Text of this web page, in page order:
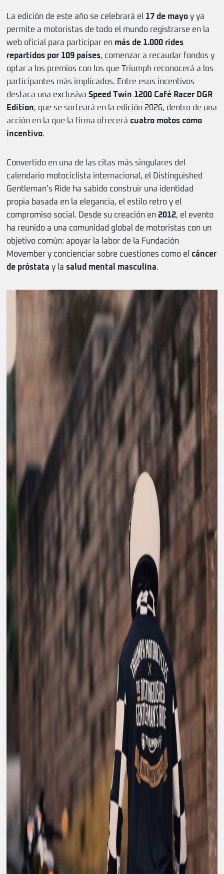
La edición de este año se celebrará el 17 de mayo y ya
permite a motoristas de todo el mundo registrarse en la
web oficial para participar en más de 1.000 rides
repartidos por 109 países, comenzar a recaudar fondos y
optar a los premios con los que Triumph reconocerá a los
participantes más implicados. Entre esos incentivos
destaca una exclusiva Speed Twin 1200 Café Racer DGR
Edition, que se sorteará en la edición 2026, dentro de una
acción en la que la firma ofrecerá cuatro motos como
incentivo.
Convertido en una de las citas más singulares del
calendario motociclista internacional, el Distinguished
Gentleman’s Ride ha sabido construir una identidad
propia basada en la elegancia, el estilo retro y el
compromiso social. Desde su creación en 2012, el evento
ha reunido a una comunidad global de motoristas con un
objetivo común: apoyar la labor de la Fundación
Movember y concienciar sobre cuestiones como el cáncer
de próstata y la salud mental masculina.